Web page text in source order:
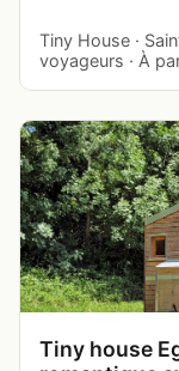
Tiny House ·
voyageurs · À
Tiny house